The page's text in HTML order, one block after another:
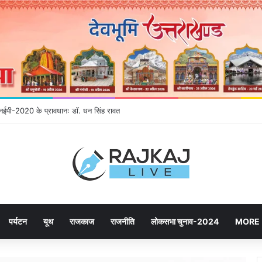
रही जनता, महायोजना-2041 पर दूसरे चरण की सुनवाई में बढ़ी भागीदारी
पर्यटन यूथ राजकाज राजनीति लोकसभा चुनाव-2024 MORE